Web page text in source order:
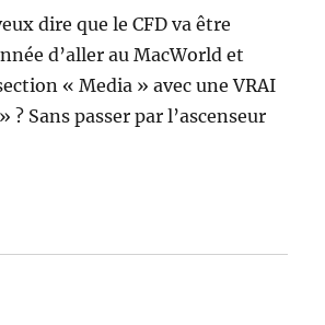
dire que le CFD va être
d’aller au MacWorld et
« Media » avec une VRAI
? Sans passer par l’ascenseur